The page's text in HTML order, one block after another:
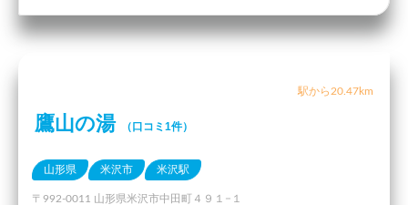
駅から20.47km
鷹山の湯 （口コミ1件）
山形県 米沢市 米沢駅
〒992-0011 山形県米沢市中田町４９１−１